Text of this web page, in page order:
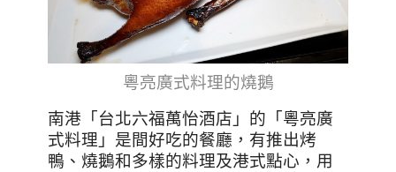
粵亮廣式料理的燒鵝
南港「台北六福萬怡酒店」的「粵亮廣
式料理」是間好吃的餐廳，有推出烤
鴨、燒鵝和多樣的料理及港式點心，用